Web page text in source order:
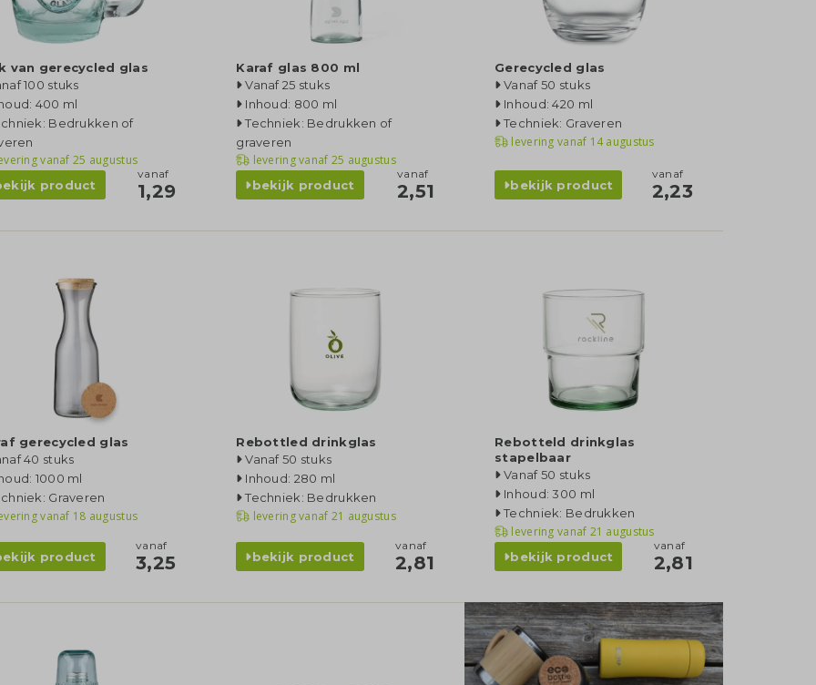
van gerecycled glas
100 stuks
400 ml
Bedrukken of
vanaf 25 augustus
product
vanaf
1,29
Karaf glas 800 ml
Vanaf 25 stuks
Inhoud: 800 ml
Techniek: Bedrukken of
graveren
levering vanaf 25 augustus
bekijk product
vanaf
2,51
Gerecycled glas
Vanaf 50 stuks
Inhoud: 420 ml
Techniek: Graveren
levering vanaf 14 augustus
bekijk product
vanaf
2,23
gerecycled glas
40 stuks
1000 ml
Graveren
vanaf 18 augustus
product
vanaf
3,25
Rebottled drinkglas
Vanaf 50 stuks
Inhoud: 280 ml
Techniek: Bedrukken
levering vanaf 21 augustus
bekijk product
vanaf
2,81
Rebotteld drinkglas
stapelbaar
Vanaf 50 stuks
Inhoud: 300 ml
Techniek: Bedrukken
levering vanaf 21 augustus
bekijk product
vanaf
2,81